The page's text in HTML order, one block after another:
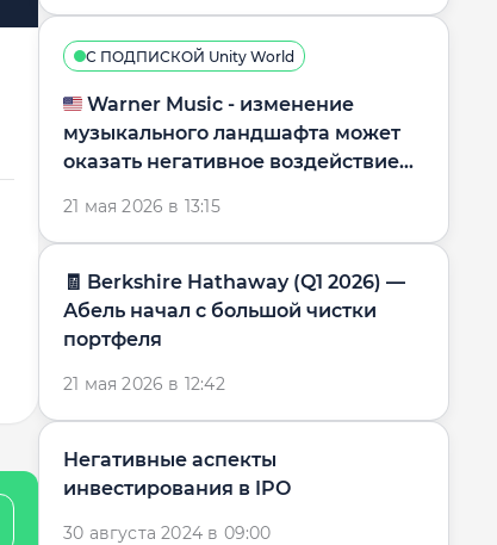
С ПОДПИСКОЙ Unity World
🇺🇸 Warner Music - изменение
музыкального ландшафта может
оказать негативное воздействие
21 мая 2026 в 13:15
🧾 Berkshire Hathaway (Q1 2026) —
Абель начал с большой чистки
портфеля
21 мая 2026 в 12:42
​Негативные аспекты
инвестирования в IPO
30 августа 2024 в 09:00